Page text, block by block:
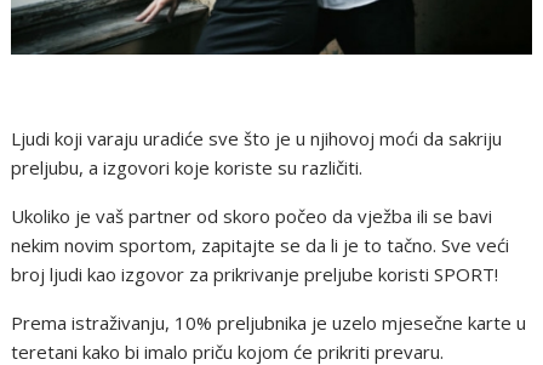
Ljudi koji varaju uradiće sve što je u njihovoj moći da sakriju
preljubu, a izgovori koje koriste su različiti.
Ukoliko je vaš partner od skoro počeo da vježba ili se bavi
nekim novim sportom, zapitajte se da li je to tačno. Sve veći
broj ljudi kao izgovor za prikrivanje preljube koristi SPORT!
Prema istraživanju, 10% preljubnika je uzelo mjesečne karte u
teretani kako bi imalo priču kojom će prikriti prevaru.